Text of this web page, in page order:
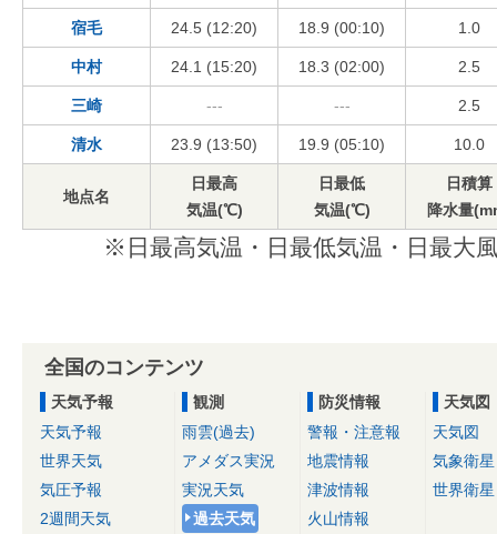
宿毛 24.5 (12:20) 18.9 (00:10) 1.0
中村 24.1 (15:20) 18.3 (02:00) 2.5
三崎 --- --- 2.5
清水 23.9 (13:50) 19.9 (05:10) 10.0
地点名
日最高
気温(℃)
日最低
気温(℃)
日積算
降水量
※日最高気温・日最低気温・日最大
全国のコンテンツ
天気予報
天気予報
世界天気
気圧予報
2週間天気
観測
雨雲(過去)
アメダス実況
実況天気
過去天気
防災情報
警報・注意報
地震情報
津波情報
火山情報
天気図
天気図
気象衛星
世界衛星